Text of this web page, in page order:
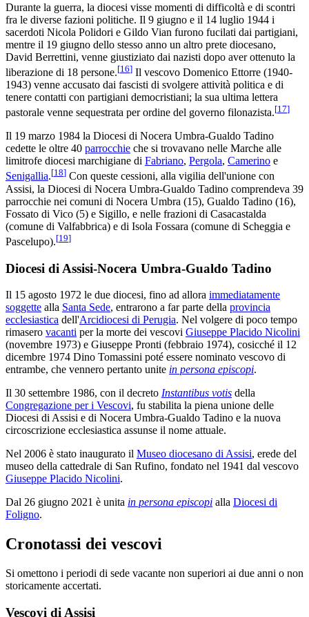
Durante la guerra, la diocesi visse momenti di difficoltà e di scontri
fra le diverse fazioni politiche. Il 9 giugno e il 14 luglio 1944 i
sacerdoti Nicola Polidori e Gildo Vian furono fucilati dai partigiani,
mentre il 19 giugno dello stesso anno un altro prete diocesano,
David Berrettini, venne giustiziato dai nazisti dopo aver ottenuto la
liberazione di 18 persone.[16] Il vescovo Domenico Ettorre (1940-
1943) venne accusato dai fascisti di svolgere attività politica e di
tenere contatti con partigiani democristiani; la sua ultima lettera
pastorale venne sequestrata per ordine del governo filonazista.[17]
Il 19 marzo 1984 la Diocesi di Nocera Umbra-Gualdo Tadino
cedette le oltre 40 parrocchie che si trovavano nelle Marche alle
limitrofe diocesi marchigiane di Fabriano, Pergola, Camerino e
Senigallia.[18] Con queste cessioni, alla vigilia dell'unione con
Assisi, la Diocesi di Nocera Umbra-Gualdo Tadino comprendeva 39
parrocchie nei comuni di Nocera Umbra (15), Gualdo Tadino (16),
Fossato di Vico (5) e Sigillo, e nelle frazioni di Casacastalda
(comune di Valfabbrica) e di Isola Fossara (comune di Scheggia e
Pascelupo).[19]
Diocesi di Assisi-Nocera Umbra-Gualdo Tadino
Il 15 agosto 1972 le due diocesi, fino ad allora immediatamente
soggette alla Santa Sede, entrarono a far parte della provincia
ecclesiastica dell'Arcidiocesi di Perugia. Nel volgere di poco tempo
rimasero vacanti per la morte dei vescovi Giuseppe Placido Nicolini
(novembre 1973) e Giuseppe Pronti (febbraio 1974), cosicché il 12
dicembre 1974 Dino Tomassini poté essere nominato vescovo di
entrambe, che vennero pertanto unite in persona episcopi.
Il 30 settembre 1986, con il decreto Instantibus votis della
Congregazione per i Vescovi, fu stabilita la piena unione delle
Diocesi di Assisi e di Nocera Umbra-Gualdo Tadino e la nuova
circoscrizione ecclesiastica assunse il nome attuale.
Nel 2006 è stato inaugurato il Museo diocesano di Assisi, erede del
museo della cattedrale di San Rufino, fondato nel 1941 dal vescovo
Giuseppe Placido Nicolini.
Dal 26 giugno 2021 è unita in persona episcopi alla Diocesi di
Foligno.
Cronotassi dei vescovi
Si omettono i periodi di sede vacante non superiori ai due anni o non
storicamente accertati.
Vescovi di Assisi